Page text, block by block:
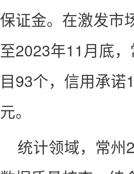
保证金。在激发市
至2023年11月底
目93个，信用承
元。
统计领域，常州